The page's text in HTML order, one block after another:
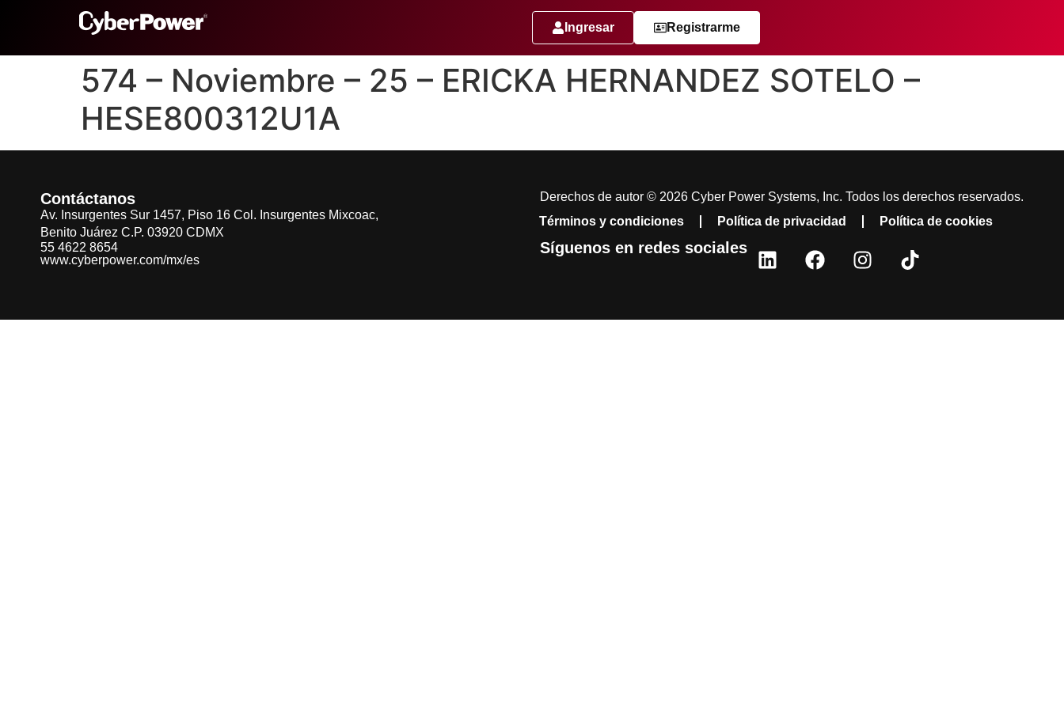
Ingresar Registrarme
574 – Noviembre – 25 – ERICKA HERNANDEZ SOTELO –
HESE800312U1A
Contáctanos
Av. Insurgentes Sur 1457, Piso 16 Col. Insurgentes Mixcoac,
Benito Juárez C.P. 03920 CDMX
55 4622 8654
www.cyberpower.com/mx/es
Derechos de autor © 2026 Cyber Power Systems, Inc. Todos los derechos reservados.
Términos y condiciones
Política de privacidad Política de cookies
Síguenos en redes sociales